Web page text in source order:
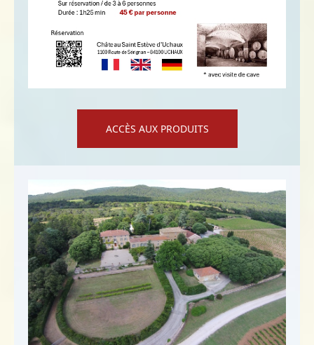
ACCÈS AUX PRODUITS